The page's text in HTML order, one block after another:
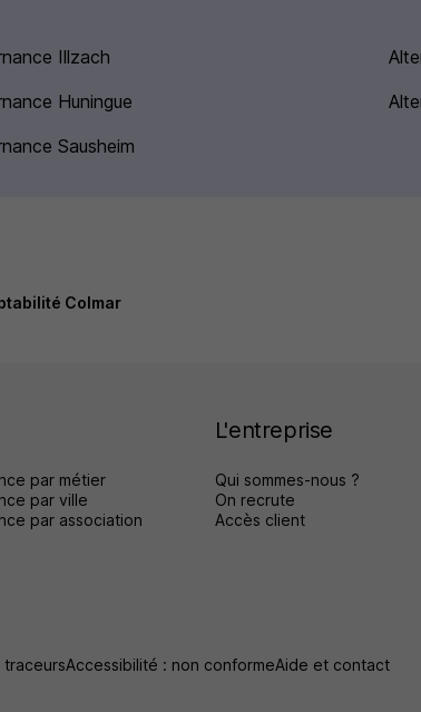
Illzach
Huningue
Sausheim
Colmar
par métier
par ville
par association
L'entreprise
Qui sommes-nous ?
On recrute
Accès client
traceursAccessibilité : non conformeAide et contact